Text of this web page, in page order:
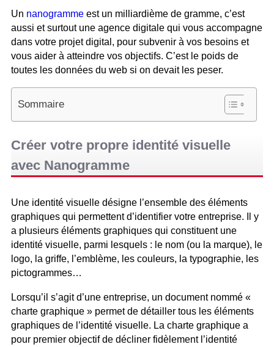
Un nanogramme est un milliardième de gramme, c’est
aussi et surtout une agence digitale qui vous accompagne
dans votre projet digital, pour subvenir à vos besoins et
vous aider à atteindre vos objectifs. C’est le poids de
toutes les données du web si on devait les peser.
Sommaire
Créer votre propre identité visuelle
avec Nanogramme
Une identité visuelle désigne l’ensemble des éléments
graphiques qui permettent d’identifier votre entreprise. Il y
a plusieurs éléments graphiques qui constituent une
identité visuelle, parmi lesquels : le nom (ou la marque), le
logo, la griffe, l’emblème, les couleurs, la typographie, les
pictogrammes…
Lorsqu’il s’agit d’une entreprise, un document nommé «
charte graphique » permet de détailler tous les éléments
graphiques de l’identité visuelle. La charte graphique a
pour premier objectif de décliner fidèlement l’identité